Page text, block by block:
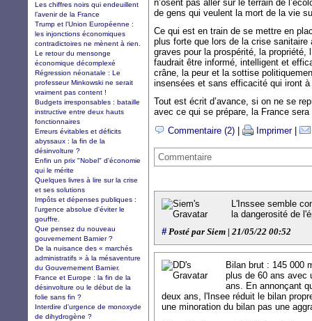
n’osent pas aller sur le terrain de
de gens qui veulent la mort de la vie
Ce qui est en train de se mettre en
plus forte que lors de la crise
graves pour la prospérité, la propriété,
faudrait être informé, intelligent et
crâne, la peur et la sottise
insensées et sans efficacité qui iront à
Tout est écrit d’avance, si on ne se
avec ce qui se prépare, la France
Commentaire (2)
Imprimer|
Commentaire
L'Inssee semble
la dangerosité de
#Posté par Siem | 21/05/22 00:52
Bilan brut : 145 000
plus de 60 ans avec
ans. En annonçant
deux ans, l'Insee réduit le bilan
une minoration du bilan pas une
Les chiffres noirs qui endeuillent
l’avenir de la France
Trump et l’Union Européenne :
les injonctions économiques
contradictoires ne mènent à rien.
Le retour du mensonge
économique décomplexé
Régression néonatale : Le
professeur Minkowski ne serait
vraiment pas content !
Budgets irresponsables : bataille
instructive entre deux hauts
fonctionnaires
Erreurs évitables et déficits
abyssaux : la fin de la
désinvolture ?
Enfin un prix "Nobel" d'économie
qui le mérite
Quelques livres à lire sur la crise
et ses solutions
Impôts et dépenses publiques :
l'urgence absolue d'éviter le
gouffre.
Que pensez du nouveau
gouvernement Barnier ?
De la nuisance des « marchés
administratifs » à la mésaventure
du Gouvernement Barnier.
France et Europe : la fin de la
désinvolture ou le début de la
folie sans fin ?
Interdire d'urgence de monoxyde
de dihydrogène ?